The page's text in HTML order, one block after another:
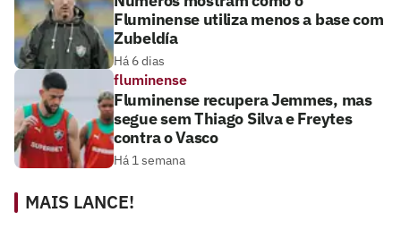
Fluminense utiliza menos a base com
Zubeldía
Há 6 dias
fluminense
Fluminense recupera Jemmes, mas
segue sem Thiago Silva e Freytes
contra o Vasco
Há 1 semana
MAIS LANCE!